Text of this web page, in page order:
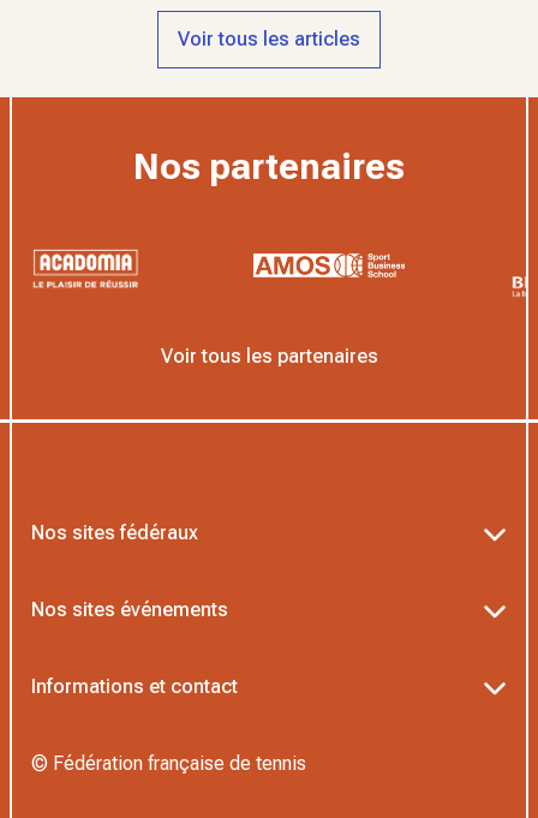
Voir tous les articles
Nos partenaires
Voir tous les partenaires
Nos sites fédéraux
L’Institut Formation Tennis
Nos sites événements
Informations et contact
© Fédération française de tennis